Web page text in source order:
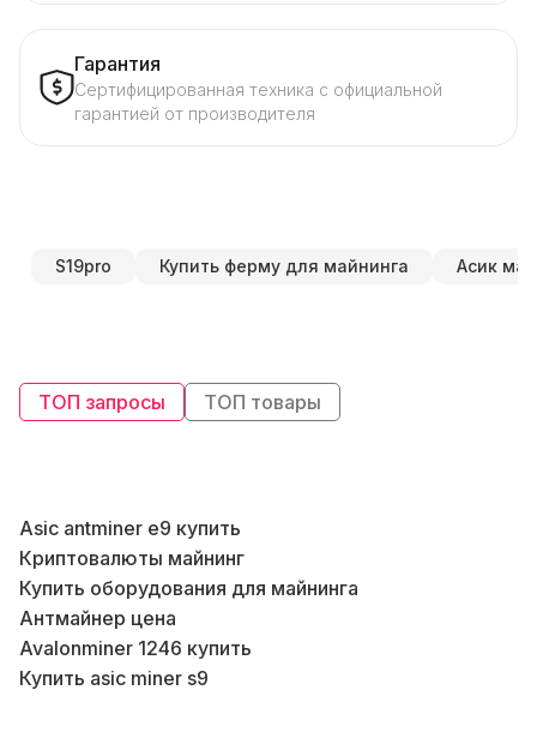
Гарантия
Сертифицированная техника с официальной
гарантией от производителя
S19pro Купить ферму для майнинга Асик
ТОП запросы ТОП товары
Asic antminer e9 купить
Криптовалюты майнинг
Купить оборудования для майнинга
Антмайнер цена
Avalonminer 1246 купить
Купить asic miner s9